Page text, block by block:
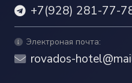
+7(928) 281-77-
Электроная почта:
rovados-